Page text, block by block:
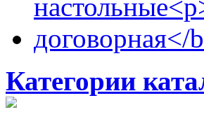
Категории